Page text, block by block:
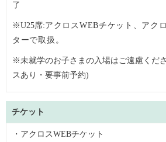
了
※U25席:アクロスWEBチケット、アク
ターで取扱。
※未就学のお子さまの入場はご遠慮くだ
スあり・要事前予約)
チケット
・アクロスWEBチケット